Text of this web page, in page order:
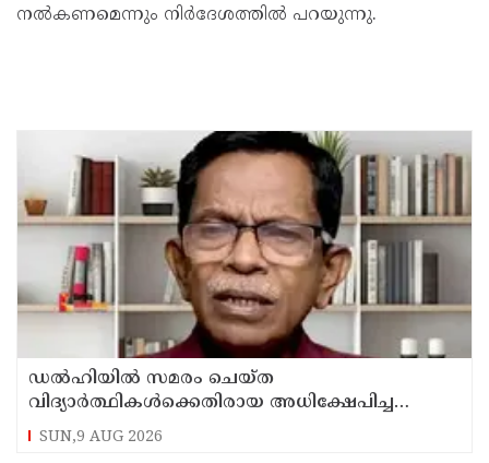
നൽകണമെന്നും നിർദേശത്തിൽ പറയുന്നു.
ഡൽഹിയിൽ സമരം ചെയ്ത
വിദ്യാർത്ഥികൾക്കെതിരായ അധിക്ഷേപിച്ച
കേസില്‍ സംഘപരിവാർ സഹയാത്രികൻ ടി ജി
മോഹന്‍ദാസ് കസ്റ്റഡിയിൽ
SUN,9 AUG 2026